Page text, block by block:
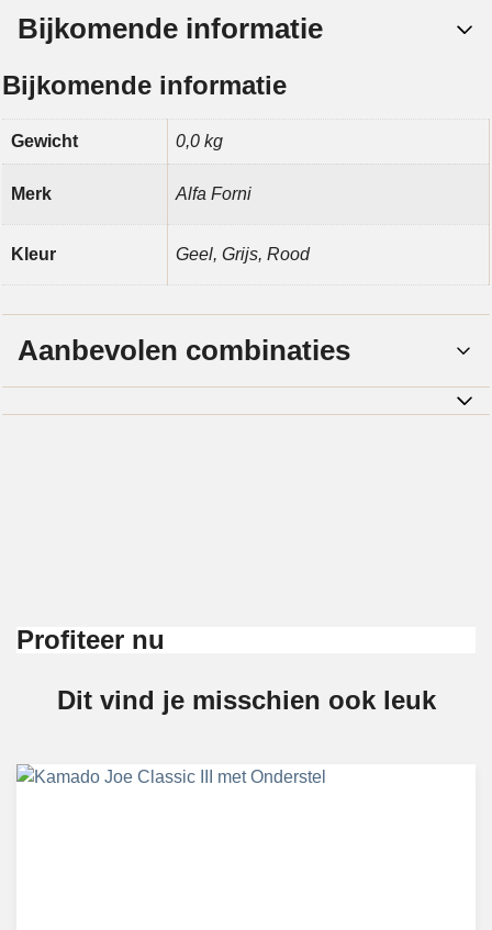
Bijkomende informatie
Bijkomende informatie
Gewicht 0,0 kg
Merk Alfa Forni
Kleur Geel, Grijs, Rood
Aanbevolen combinaties
Profiteer nu
Dit vind je misschien ook leuk